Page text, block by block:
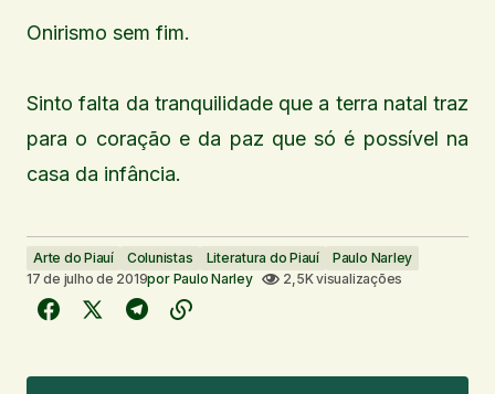
Onirismo sem fim.
Sinto falta da tranquilidade que a terra natal traz
para o coração e da paz que só é possível na
casa da infância.
Arte do Piauí Colunistas Literatura do Piauí
Paulo Narley
17 de julho de 2019por Paulo Narley 2,5K visualizações